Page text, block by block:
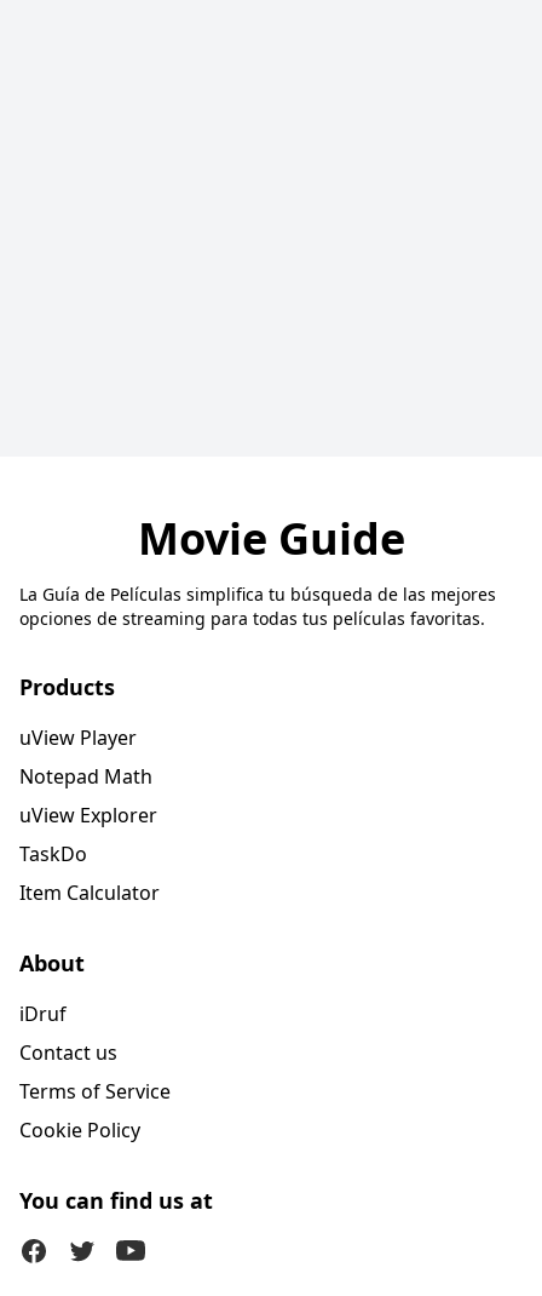
Movie Guide
La Guía de Películas simplifica tu búsqueda de las mejores
opciones de streaming para todas tus películas favoritas.
Products
uView Player
Notepad Math
uView Explorer
TaskDo
Item Calculator
About
iDruf
Contact us
Terms of Service
Cookie Policy
You can find us at
FacebookTwitter (X)Youtube